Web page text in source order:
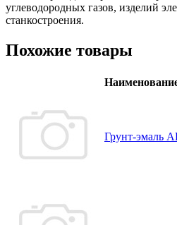
углеводородных газов, изделий
станкостроения.
Похожие товары
Грунт-эмаль